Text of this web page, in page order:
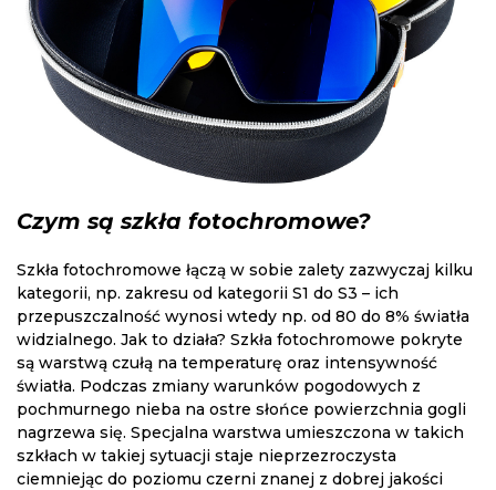
Czym są szkła fotochromowe?
Szkła fotochromowe łączą w sobie zalety zazwyczaj kilku
kategorii, np. zakresu od kategorii S1 do S3 – ich
przepuszczalność wynosi wtedy np. od 80 do 8% światła
widzialnego. Jak to działa? Szkła fotochromowe pokryte
są warstwą czułą na temperaturę oraz intensywność
światła. Podczas zmiany warunków pogodowych z
pochmurnego nieba na ostre słońce powierzchnia gogli
nagrzewa się. Specjalna warstwa umieszczona w takich
szkłach w takiej sytuacji staje nieprzezroczysta
ciemniejąc do poziomu czerni znanej z dobrej jakości